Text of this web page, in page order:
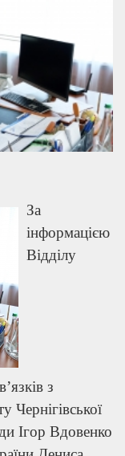
За
інформацією
Відділу
з
Чернігівської
Ігор Вдовенко